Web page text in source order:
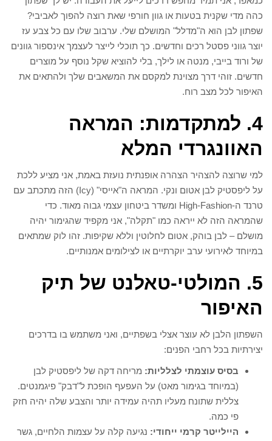
כהה מדי שקנית בטעות או גוון חורפי שאת רוצה להפוך לאביבי?
שפתון לבן הוא ה"מדלל" המושלם שלי. ערבוב שלו עם כל צבע עז
יוצר גווני פסטל רכים וחדשים. כך תוכלי לייצר לעצמך אינספור גוונים
של ורוד בייבי, מנטה או לילך, בלי להוציא שקל נוסף על מוצרים
חדשים. זוהי דרך מצוינת למקסם את המשאבים שלך ולהתאים את
האיפור לכל מצב רוח.
4. למתקדמות: המראה
האוונגרדי המלא
למי שרוצה להצהיר הצהרה אופנתית נועזת באמת, אני מציע ללכת
על ליפסטיק לבן אטום ונקי. המראה ה"אייסי" (Icy) הזה מתכתב עם
טרנד ה-High-Fashion ומשדר ביטחון עצמי גבוה מאוד. כדי
שהמראה הזה לא ייראה כמו "תקלה", אני מקפיד שהגימור יהיה
מושלם – לבן בוהק, אטום לחלוטין וללא שקיפות. זהו לוק שמתאים
במיוחד לאירועי ערב יוקרתיים או לצילומים אמנותיים.
5. המולטי-טאלנט של תיק
האיפור
השפתון הלבן לא עוצר אצלי בשפתיים, ואני משתמש בו בדרכים
יצירתיות בכל רחבי הפנים:
בסיס עוצמתי לצלליות: מריחה דקה של ליפסטיק לבן
(במיוחד בגימור מאט) על העפעף הופכת ל"דבק" פיגמנטים.
צללית שתונח מעליו תהיה עמידה יותר והצבע שלה יהיה חזק
פי כמה.
היילייטר קרמי ייחודי: נגיעה קלה על עצמות הלחיים, גשר